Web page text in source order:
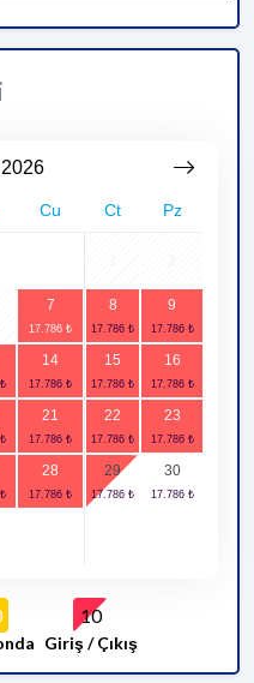
2026
Cu Ct Pz
7 8 9
14 15 16
21 22 23
28 29 30
10
Giriş / Çıkış